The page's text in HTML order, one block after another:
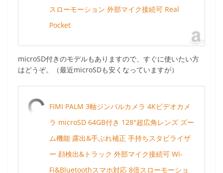
スローモーション 外部マイク接続可 Real
Pocket
microSD付きのモデルもありますので、すぐに使いたい方
はどうぞ。（最近microSDも安くなっていますが）
FIMI PALM 3軸ジンバルカメラ 4Kビデオカメ
ラ microSD 64GB付き 128°超広角レンズ ズー
ム機能 露出&手ぶれ補正 手持ちスタビライザ
ー 顔検出&トラック 外部マイク接続可 Wi-
Fi&Bluetoothスマホ対応 8倍スローモーショ